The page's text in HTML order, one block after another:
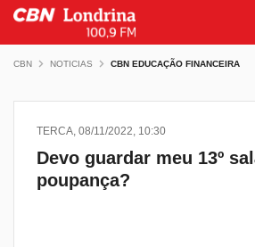
CBN NOTICIAS CBN EDUCAÇÃO FINANCEIRA
TERCA, 08/11/2022, 10:30
Devo guardar meu 13º
poupança?